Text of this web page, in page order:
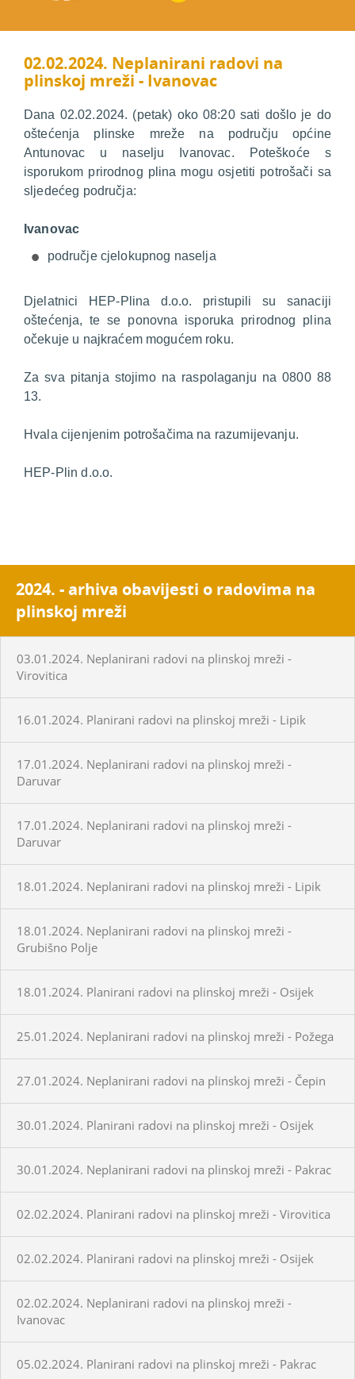
02.02.2024. Neplanirani radovi na
plinskoj mreži - Ivanovac
Dana 02.02.2024. (petak) oko 08:20 sati došlo je do
oštećenja plinske mreže na području općine
Antunovac u naselju Ivanovac. Poteškoće s
isporukom prirodnog plina mogu osjetiti potrošači sa
sljedećeg područja:
Ivanovac
područje cjelokupnog naselja
Djelatnici HEP-Plina d.o.o. pristupili su sanaciji
oštećenja, te se ponovna isporuka prirodnog plina
očekuje u najkraćem mogućem roku.
Za sva pitanja stojimo na raspolaganju na 0800 88
13.
Hvala cijenjenim potrošačima na razumijevanju.
HEP-Plin d.o.o.
2024. - arhiva obavijesti o radovima na
plinskoj mreži
03.01.2024. Neplanirani radovi na plinskoj mreži -
Virovitica
16.01.2024. Planirani radovi na plinskoj mreži - Lipik
17.01.2024. Neplanirani radovi na plinskoj mreži -
Daruvar
17.01.2024. Neplanirani radovi na plinskoj mreži -
Daruvar
18.01.2024. Neplanirani radovi na plinskoj mreži - Lipik
18.01.2024. Neplanirani radovi na plinskoj mreži -
Grubišno Polje
18.01.2024. Planirani radovi na plinskoj mreži - Osijek
25.01.2024. Neplanirani radovi na plinskoj mreži - Požega
27.01.2024. Neplanirani radovi na plinskoj mreži - Čepin
30.01.2024. Planirani radovi na plinskoj mreži - Osijek
30.01.2024. Neplanirani radovi na plinskoj mreži - Pakrac
02.02.2024. Planirani radovi na plinskoj mreži - Virovitica
02.02.2024. Planirani radovi na plinskoj mreži - Osijek
02.02.2024. Neplanirani radovi na plinskoj mreži -
Ivanovac
05.02.2024. Planirani radovi na plinskoj mreži - Pakrac